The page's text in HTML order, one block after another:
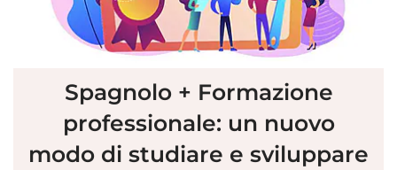
Spagnolo + Formazione
professionale: un nuovo
modo di studiare e sviluppare